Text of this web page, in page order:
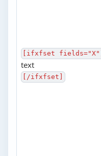
[ifxfset fields="X"]
text
[/ifxfset]